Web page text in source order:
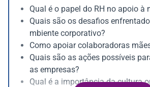
Qual é o papel do RH no apoio à
Quais são os desafios
mbiente corporativo?
Como apoiar colaboradoras
Quais são as ações possíveis
as empresas?
Qual é a importância da cultura